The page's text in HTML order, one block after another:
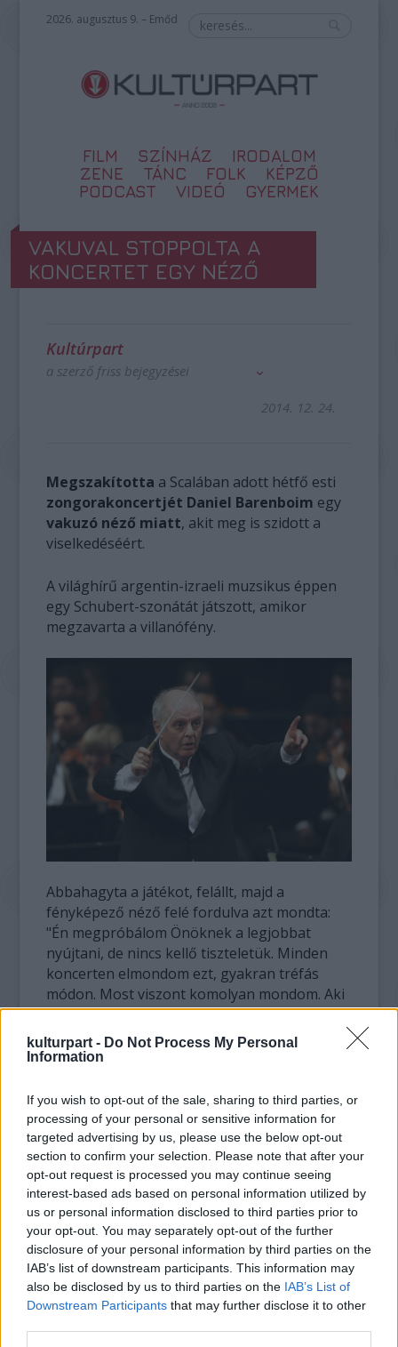
kulturpart - Do Not Process My Personal
Information
If you wish to opt-out of the sale, sharing to third parties, or
processing of your personal or sensitive information for
targeted advertising by us, please use the below opt-out
section to confirm your selection. Please note that after your
opt-out request is processed you may continue seeing
interest-based ads based on personal information utilized by
us or personal information disclosed to third parties prior to
your opt-out. You may separately opt-out of the further
disclosure of your personal information by third parties on the
IAB’s list of downstream participants. This information may
also be disclosed by us to third parties on the IAB’s List of
Downstream Participants that may further disclose it to other
2026. augusztus 9. – Emőd
FILM SZÍNHÁZ
IRODALOM
ZENE
TÁNC FOLK
KÉPZŐ
PODCAST
VIDEÓ GYERMEK
VAKUVAL STOPPOLTA A
KONCERTET EGY NÉZŐ
Kultúrpart
a szerző friss bejegyzései
2014. 12. 24.
Megszakította a Scalában adott hétfő esti
zongorakoncertjét Daniel Barenboim egy
vakuzó néző miatt, akit meg is szidott a
viselkedéséért.
A világhírű argentin-izraeli muzsikus éppen
egy Schubert-szonátát játszott, amikor
megzavarta a villanófény.
Abbahagyta a játékot, felállt, majd a
fényképező néző felé fordulva azt mondta:
"Én megpróbálom Önöknek a legjobbat
nyújtani, de nincs kellő tiszteletük. Minden
koncerten elmondom ezt, gyakran tréfás
módon. Most viszont komolyan mondom. Aki
a hangversenyeken fotózik, az neveletlen" –
idézte Barenboimt azAGI olasz hírügynökség.
A közönség tapssal fogadta a felszólalást,
Ez a hangverseny volt a karmester-
zongoraművész utolsó előtti fellépése a Scala
főzeneigazgatójaként, a milánói operaház
közönségétől kedden este búcsúzik
BeethovenFideliójával. Posztját december
végén adja át Riccardo Chailly olasz
dirigensnek, de a tervek szerint
vendégkarmesterként továbbra is vezényel
majd időnként a Scalában.